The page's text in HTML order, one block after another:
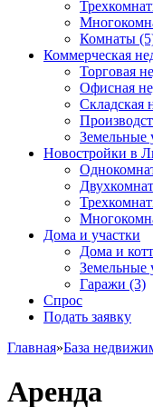
Комнаты
Коммерческая
Торговая
Офисная
Складская
Земельные
Новостройки в
Дома и участки
Дома и
Земельные
Гаражи (3)
Спрос
Подать заявку
Главная»База
Аренда